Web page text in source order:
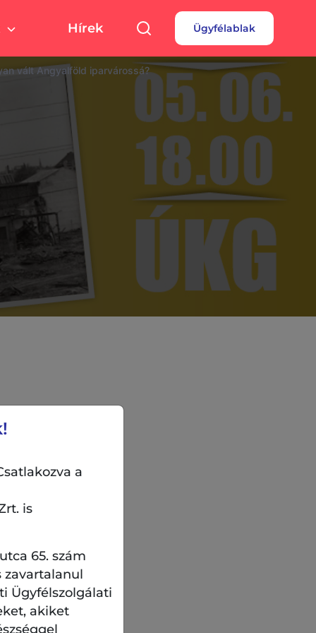
sport
színterek,
helyszínek
Pályázatok
Hírek Ügyfélablak
vált Angyalföld iparvárossá?
a
is
65. szám
zavartalanul
Ügyfélszolgálati
akiket